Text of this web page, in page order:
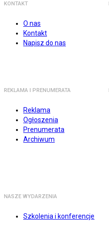
KONTAKT
O nas
Kontakt
Napisz do nas
REKLAMA I PRENUMERATA
Reklama
Ogłoszenia
Prenumerata
Archiwum
NASZE WYDARZENIA
Szkolenia i konferencje